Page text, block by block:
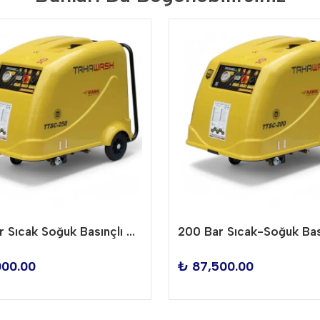
250 Bar Sıcak Soğuk Basınçlı Yıkama Makinesi TTSC-250
₺ 87,500.00